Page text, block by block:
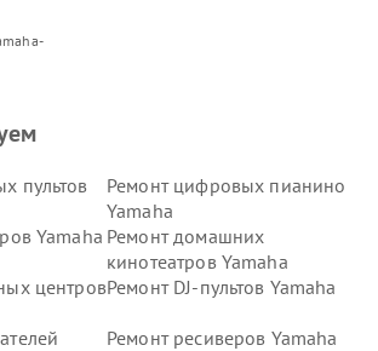
пультов
Ремонт цифровых пианино
Yamaha
Yamaha Ремонт домашних
кинотеатров Yamaha
центровРемонт DJ-пультов Yamaha
Ремонт ресиверов Yamaha